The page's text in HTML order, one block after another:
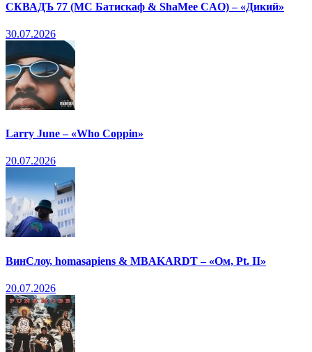
СКВАДЪ 77 (МС Батискаф & ShaMee CAO) – «Дикий»
30.07.2026
Larry June – «Who Coppin»
20.07.2026
ВинСлоу, homasapiens & MBAKARDT – «Ом, Pt. II»
20.07.2026